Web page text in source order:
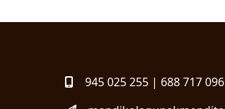
945 025 255 | 688 717 096